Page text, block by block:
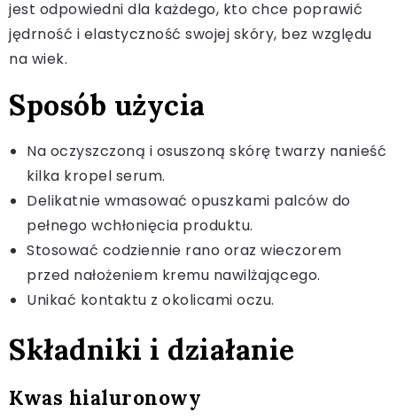
jest odpowiedni dla każdego, kto chce poprawić
jędrność i elastyczność swojej skóry, bez względu
na wiek.
Sposób użycia
Na oczyszczoną i osuszoną skórę twarzy nanieść
kilka kropel serum.
Delikatnie wmasować opuszkami palców do
pełnego wchłonięcia produktu.
Stosować codziennie rano oraz wieczorem
przed nałożeniem kremu nawilżającego.
Unikać kontaktu z okolicami oczu.
Składniki i działanie
Kwas hialuronowy